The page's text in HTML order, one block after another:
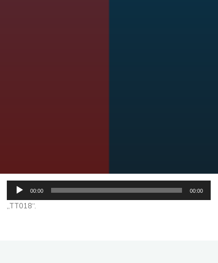
Audio-
Player
00:00 00:00
„TT018“.